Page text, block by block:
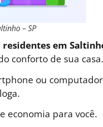
– SP
em
conforto de sua casa.
ou
economia para você.